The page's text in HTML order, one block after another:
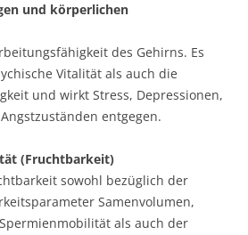
und körperlichen
des Gehirns. Es
Vitalität als auch die
und wirkt Stress, Depressionen,
entgegen.
(Fruchtbarkeit)
sowohl bezüglich der
Samenvolumen,
als auch der